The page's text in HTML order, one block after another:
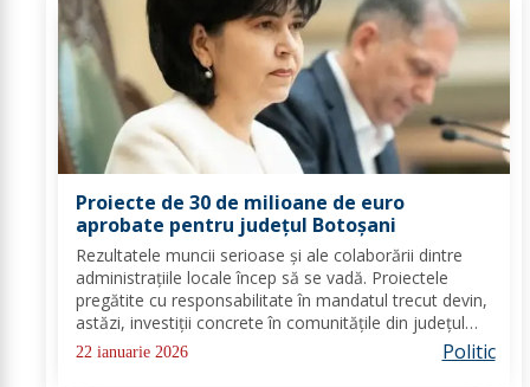
Proiecte de 30 de milioane de euro
aprobate pentru județul Botoșani
Rezultatele muncii serioase și ale colaborării dintre
administrațiile locale încep să se vadă. Proiectele
pregătite cu responsabilitate în mandatul trecut devin,
astăzi, investiții concrete în comunitățile din județul
Botoșani. Acestea vizează modernizarea iluminatului
22 ianuarie 2026 Politic